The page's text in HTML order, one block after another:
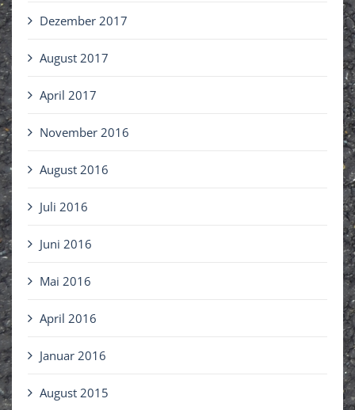
Dezember 2017
August 2017
April 2017
November 2016
August 2016
Juli 2016
Juni 2016
Mai 2016
April 2016
Januar 2016
August 2015